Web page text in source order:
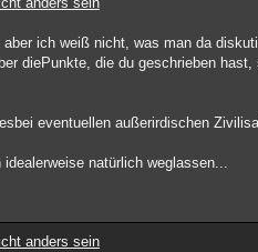
ich weiß nicht, was man da
diePunkte, die du geschrieben
eventuellen außerirdischen
natürlich weglassen...
anders sein